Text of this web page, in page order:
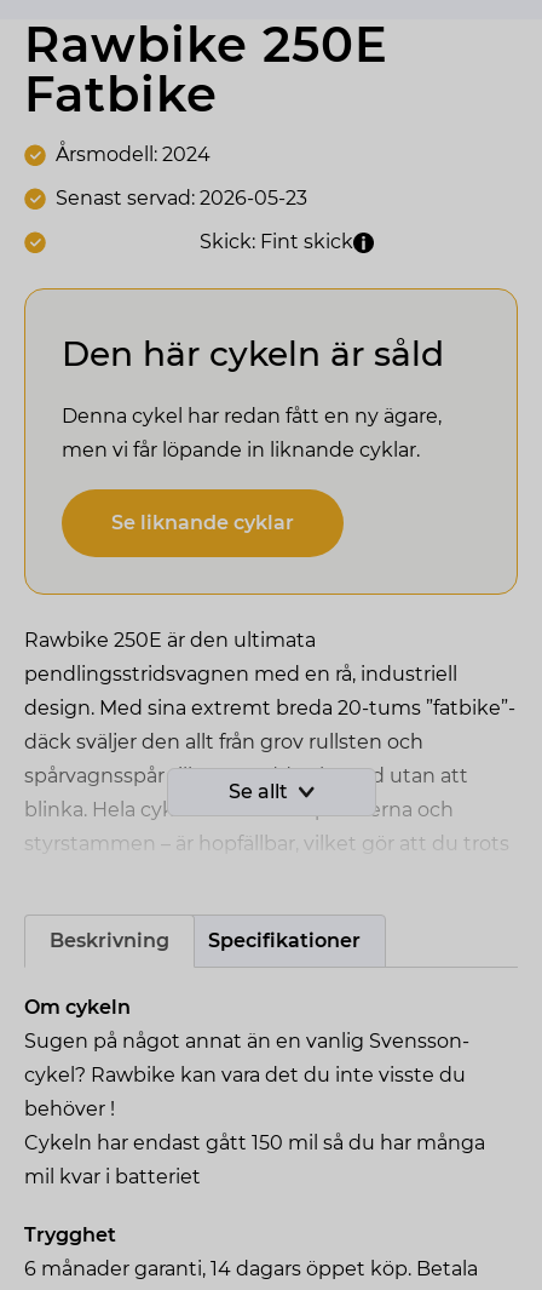
Rawbike 250E
Fatbike
Årsmodell: 2024
Senast servad: 2026-05-23
Skick: Fint skick
Den här cykeln är såld
Denna cykel har redan fått en ny ägare,
men vi får löpande in liknande cyklar.
Se liknande cyklar
Rawbike 250E är den ultimata
pendlingsstridsvagnen med en rå, industriell
design. Med sina extremt breda 20-tums ”fatbike”-
däck sväljer den allt från grov rullsten och
spårvagnsspår till snömodd och sand utan att
blinka. Hela cykeln – inklusive pedalerna och
styrstammen – är hopfällbar, vilket gör att du trots
den i bilens bagageutrymme eller ta med den
gratis på tåget. Den har ett kraftfullt 48V-system
ljusstark 100-lux framlampa och ett integrerat
bromsljus bak för maximal säkerhet i trafiken.
Se allt
Beskrivning Specifikationer
Om cykeln
Sugen på något annat än en vanlig Svensson-
cykel? Rawbike kan vara det du inte visste du
behöver !
Cykeln har endast gått 150 mil så du har många
mil kvar i batteriet
Trygghet
6 månader garanti, 14 dagars öppet köp. Betala